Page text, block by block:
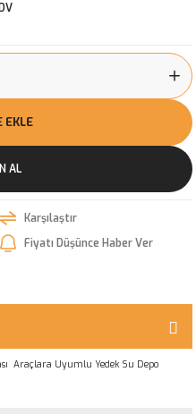
EKLE
AL
Karşılaştır
Fiyatı Düşünce Haber Ver
Araçlara Uyumlu Yedek Su Depo